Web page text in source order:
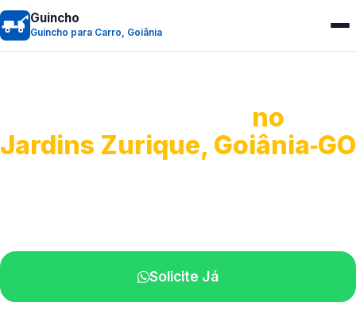
Guincho
Guincho para Carro, Goiânia
no
Jardins Zurique, Goiânia‑GO
Solicite Já